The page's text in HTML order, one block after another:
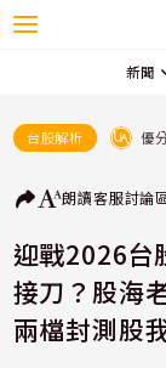
新聞
台股解析 優
朗讀客服討論
迎戰2026台
接刀？股海
兩檔封測股